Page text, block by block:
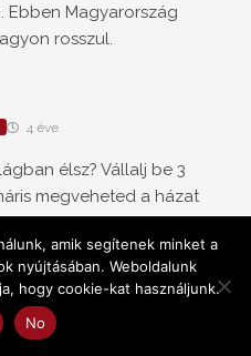
Ebben Magyarország
rosszul.
4 éve
élsz? Vállalj be 3
megveheted a házat
Köszi szépen, végre
amik segítenek minket a
nyújtásában. Weboldalunk
hogy cookie-kat használjunk.
No